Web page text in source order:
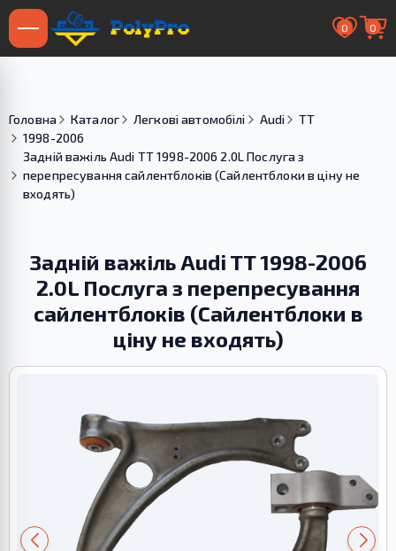
0 0
Головна Каталог Легкові автомобілі Audi
TT
1998-2006
Задній важіль Audi TT 1998-2006 2.0L Послуга з
перепресування сайлентблоків (Сайлентблоки в ціну не
входять)
Задній важіль Audi TT 1998-2006
2.0L Послуга з перепресування
сайлентблоків (Сайлентблоки в
ціну не входять)